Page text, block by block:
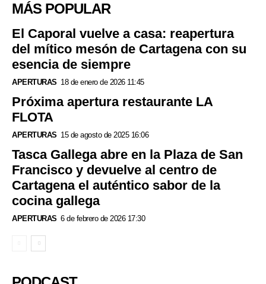
MÁS POPULAR
El Caporal vuelve a casa: reapertura
del mítico mesón de Cartagena con su
esencia de siempre
APERTURAS 18 de enero de 2026 11:45
Próxima apertura restaurante LA
FLOTA
APERTURAS 15 de agosto de 2025 16:06
Tasca Gallega abre en la Plaza de San
Francisco y devuelve al centro de
Cartagena el auténtico sabor de la
cocina gallega
APERTURAS 6 de febrero de 2026 17:30